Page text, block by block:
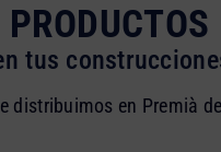
PRODUCTOS
tus
distribuimos en Premià